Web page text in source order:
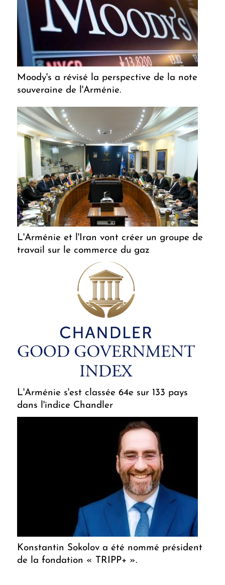
Moody's a révisé la perspective de la note
souveraine de l'Arménie.
L'Arménie et l'Iran vont créer un groupe de
travail sur le commerce du gaz
L'Arménie s'est classée 64e sur 133 pays
dans l'indice Chandler
Konstantin Sokolov a été nommé président
de la fondation « TRIPP+ ».